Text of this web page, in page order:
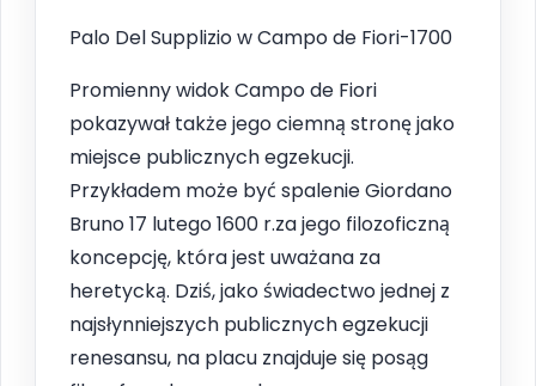
Palo Del Supplizio w Campo de Fiori-1700
Promienny widok Campo de Fiori
pokazywał także jego ciemną stronę jako
miejsce publicznych egzekucji.
Przykładem może być spalenie Giordano
Bruno 17 lutego 1600 r.za jego filozoficzną
koncepcję, która jest uważana za
heretycką. Dziś, jako świadectwo jednej z
najsłynniejszych publicznych egzekucji
renesansu, na placu znajduje się posąg